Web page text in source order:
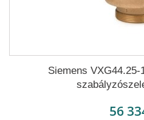
Siemens
56